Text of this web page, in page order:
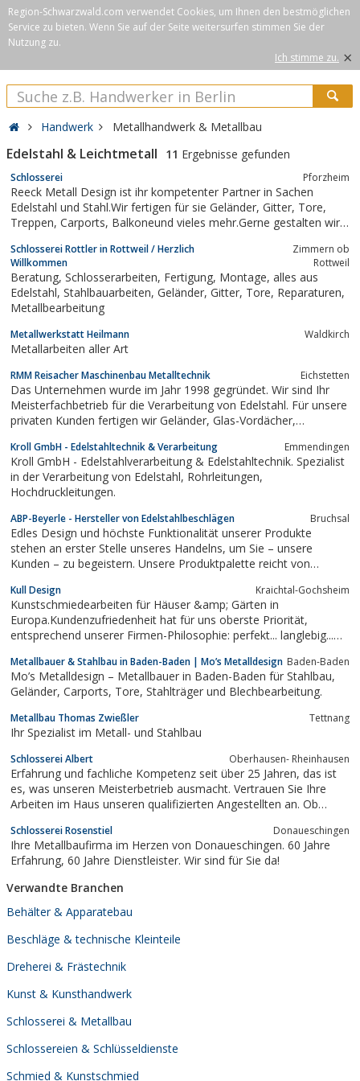
Region-Schwarzwald.com verwendet Cookies, um Ihnen den bestmöglichen
Service zu bieten. Wenn Sie auf der Seite weitersurfen stimmen Sie der
Nutzung zu.
Ich stimme zu. ×
Handwerk Metallhandwerk & Metallbau
Edelstahl & Leichtmetall 11 Ergebnisse gefunden
Schlosserei Pforzheim
Reeck Metall Design ist ihr kompetenter Partner in Sachen
Edelstahl und Stahl.Wir fertigen für sie Geländer, Gitter, Tore,
Treppen, Carports, Balkoneund vieles mehr.Gerne gestalten wir
und lassen sie sich ein kostenfreies Angebot erstellen.
Schlosserei Rottler in Rottweil / Herzlich
Willkommen
Zimmern ob
Rottweil
Beratung, Schlosserarbeiten, Fertigung, Montage, alles aus
Edelstahl, Stahlbauarbeiten, Geländer, Gitter, Tore, Reparaturen,
Metallbearbeitung
Metallwerkstatt Heilmann Waldkirch
Metallarbeiten aller Art
RMM Reisacher Maschinenbau Metalltechnik Eichstetten
Das Unternehmen wurde im Jahr 1998 gegründet. Wir sind Ihr
Meisterfachbetrieb für die Verarbeitung von Edelstahl. Für unsere
privaten Kunden fertigen wir Geländer, Glas-Vordächer,
Schwenkgrills und vieles mehr, der Fantasie sind (fast) keine
Grenzen gesetzt. Sie wollen das...
Kroll GmbH - Edelstahltechnik & Verarbeitung Emmendingen
Kroll GmbH - Edelstahlverarbeitung & Edelstahltechnik. Spezialist
in der Verarbeitung von Edelstahl, Rohrleitungen,
Hochdruckleitungen.
ABP-Beyerle - Hersteller von Edelstahlbeschlägen Bruchsal
Edles Design und höchste Funktionalität unserer Produkte
stehen an erster Stelle unseres Handelns, um Sie – unsere
Kunden – zu begeistern. Unsere Produktpalette reicht von
Duschbeschläge bis hin zu Bibliotheksleitern und Tischgestellen.
Wir kombinieren...
Kull Design Kraichtal-Gochsheim
Kunstschmiedearbeiten für Häuser &amp; Gärten in
Europa.Kundenzufriedenheit hat für uns oberste Priorität,
entsprechend unserer Firmen-Philosophie: perfekt... langlebig...
künstlerischem Entwurf und handwerklicher Ausführung. Unsere
Metallgestalter, Schmiede und...
Metallbauer & Stahlbau in Baden-Baden | Mo’s Metalldesign Baden-Baden
Mo’s Metalldesign – Metallbauer in Baden-Baden für Stahlbau,
Geländer, Carports, Tore, Stahlträger und Blechbearbeitung.
Metallbau Thomas Zwießler Tettnang
Ihr Spezialist im Metall- und Stahlbau
Schlosserei Albert Oberhausen- Rheinhausen
Erfahrung und fachliche Kompetenz seit über 25 Jahren, das ist
es, was unseren Meisterbetrieb ausmacht. Vertrauen Sie Ihre
Arbeiten im Haus unseren qualifizierten Angestellten an. Ob
Schlosserei Rosenstiel Donaueschingen
Ihre Metallbaufirma im Herzen von Donaueschingen. 60 Jahre
Erfahrung, 60 Jahre Dienstleister. Wir sind für Sie da!
Verwandte Branchen
Behälter & Apparatebau
Beschläge & technische Kleinteile
Dreherei & Frästechnik
Kunst & Kunsthandwerk
Schlosserei & Metallbau
Schlossereien & Schlüsseldienste
Schmied & Kunstschmied